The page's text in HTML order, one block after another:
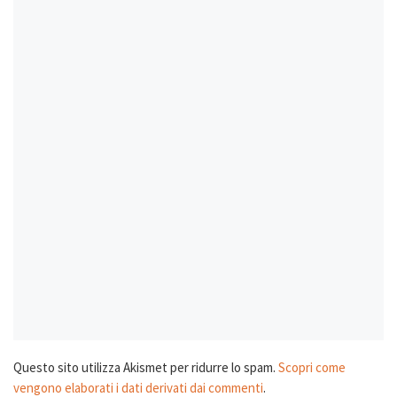
Questo sito utilizza Akismet per ridurre lo spam. Scopri come
vengono elaborati i dati derivati dai commenti.